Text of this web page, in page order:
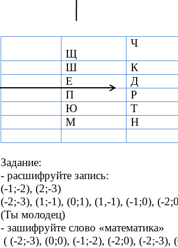
Щ
Ч
Ш
К
Е
Д
П
Р
Ю
Т
М
Н
Задание:
- расшифруйте запись:
(-1;-2), (2;-3)
(-2;-3), (1;-1), (0;1), (1,-1), (-1;0), (-
(Ты молодец)
- зашифруйте слово «математика»
( (-2;-3), (0;0), (-1;-2), (-2;0), (-2;-3),